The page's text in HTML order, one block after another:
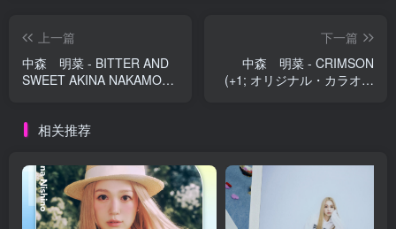
上一篇
中森 明菜 - BITTER AND
SWEET AKINA NAKAMORI
カーマスターサウンド)
下一篇
中森 明菜 - CRIMSON
(+1; オリジナル・カラオケ
相关推荐